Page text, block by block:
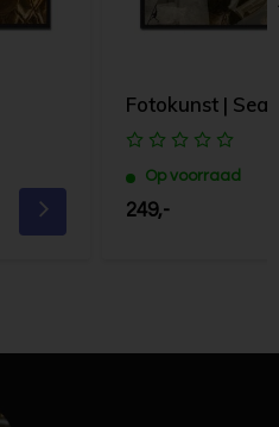
Fotokunst |
Op voorraad
249,-